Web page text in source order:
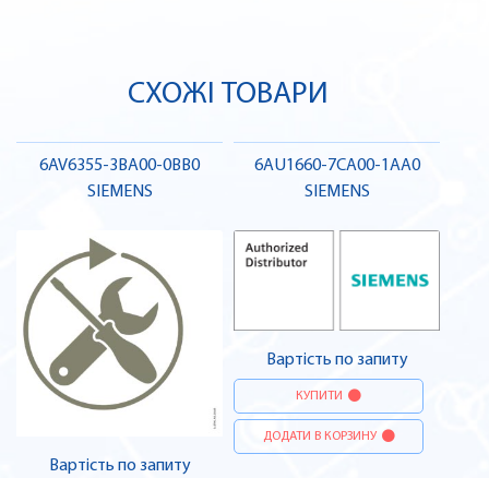
СХОЖІ ТОВАРИ
6AV6355-3BA00-0BB0
SIEMENS
Вартість по запиту
6AU1660-7CA00-1AA0
SIEMENS
Вартість по запиту
КУПИТИ
ДОДАТИ В КОРЗИНУ